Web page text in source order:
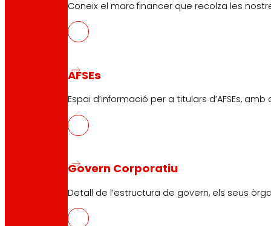
Coneix el marc financer que recolza les
AFSEs
Espai d’informació per a titulars d’AFSEs,
Govern Corporatiu
Detall de l’estructura de govern, els seus
Tendències de consum i el repte d’avançar cap
L’estudi identifica una tendència comuna a tots els
nutricional i evidència una progressiva pèrdua
Les dades reflecteixen que l’alimentació a Espanya
Sobre FUNDACIÓ EROSKI
Fundació EROSKI és una iniciativa impulsada per
educació i protecció de les persones consumidores i
l’intercooperativismo com a eix de la seva filosofia